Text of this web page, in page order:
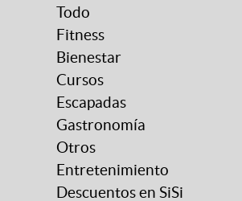
Todo
Fitness
Bienestar
Cursos
Escapadas
Gastronomía
Otros
Entretenimiento
Descuentos en SiSi